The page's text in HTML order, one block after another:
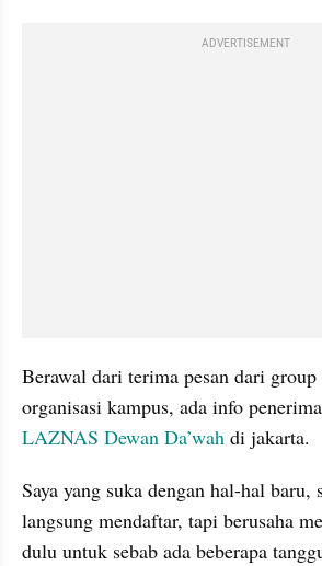
ADVERTISEMENT
Berawal dari terima pesan dari group
LAZNAS Dewan Da’wah di jakarta.
Saya yang suka dengan hal-hal baru,
langsung mendaftar, tapi berusaha
dulu untuk sebab ada beberapa